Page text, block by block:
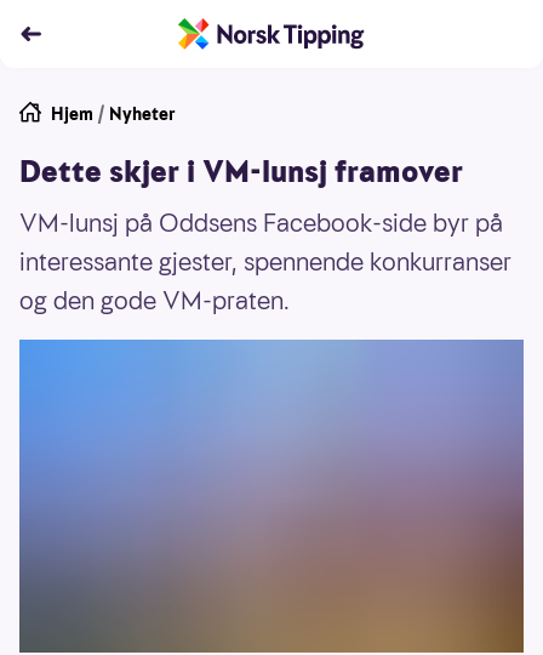
Hjem / Nyheter
Dette skjer i VM-lunsj framover
VM-lunsj på Oddsens Facebook-side byr på
interessante gjester, spennende konkurranser
og den gode VM-praten.